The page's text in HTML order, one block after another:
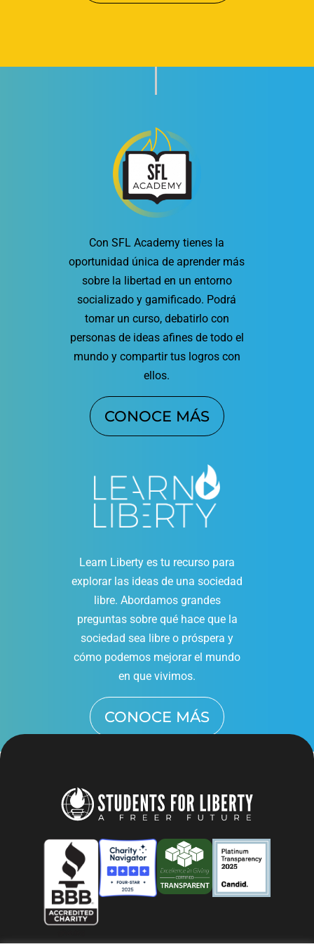
Con SFL Academy tienes la
oportunidad única de aprender más
sobre la libertad en un entorno
socializado y gamificado. Podrá
tomar un curso, debatirlo con
personas de ideas afines de todo el
mundo y compartir tus logros con
ellos.
CONOCE MÁS
Learn Liberty es tu recurso para
explorar las ideas de una sociedad
libre. Abordamos grandes
preguntas sobre qué hace que la
sociedad sea libre o próspera y
cómo podemos mejorar el mundo
en que vivimos.
CONOCE MÁS